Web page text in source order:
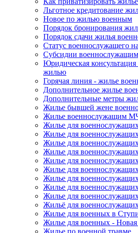
Льготное кредитование
Новое по жилью военным
Порядок бронирования
Порядок сдачи жилья
Статус военнослужащего
Субсидии
Юридическая
жилью
Горячая линия - жилье
Дополнительное жилье
Дополнительные метры
Жилье бывшей жене
Жилье военнослужащим
Жилье для
Жилье для
Жилье для
Жилье для
Жилье для
Жилье для
Жилье для
Жилье для
Жилье для
Жильё для
Жилье для военных в
Жилье для военных -
Жилье по военной травме